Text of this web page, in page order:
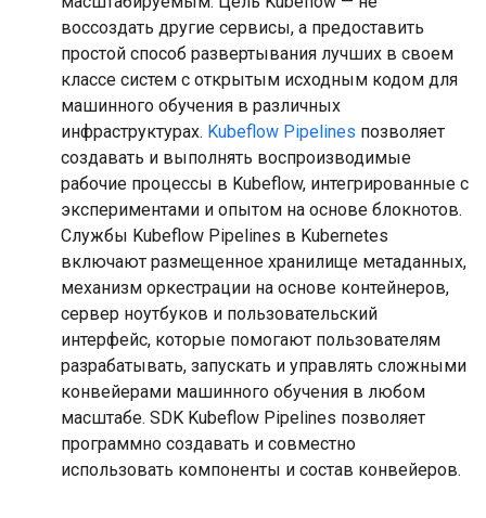
воссоздать другие сервисы, а предоставить
простой способ развертывания лучших в своем
классе систем с открытым исходным кодом для
машинного обучения в различных
инфраструктурах. Kubeflow Pipelines позволяет
создавать и выполнять воспроизводимые
рабочие процессы в Kubeflow, интегрированные с
экспериментами и опытом на основе блокнотов.
Службы Kubeflow Pipelines в Kubernetes
включают размещенное хранилище метаданных,
механизм оркестрации на основе контейнеров,
сервер ноутбуков и пользовательский
интерфейс, которые помогают пользователям
разрабатывать, запускать и управлять сложными
конвейерами машинного обучения в любом
масштабе. SDK Kubeflow Pipelines позволяет
программно создавать и совместно
использовать компоненты и состав конвейеров.